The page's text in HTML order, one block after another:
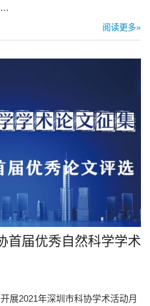
…
阅读更多»
首届优秀自然科学学术
展2021年深圳市科协学术活动月